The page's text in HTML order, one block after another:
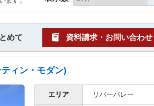
めて 資料請求・お問い合わせ
ィン・モダン)
エリア リバーバレー